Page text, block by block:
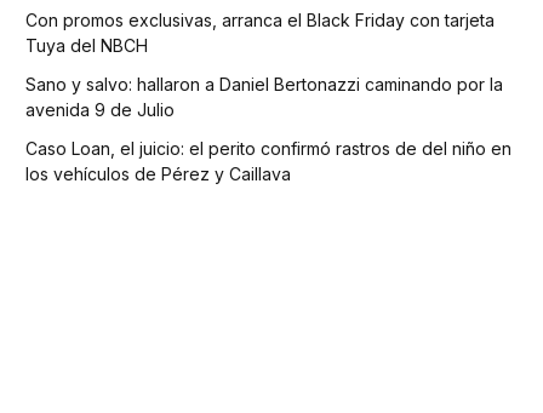
Con promos exclusivas, arranca el Black Friday con tarjeta
Tuya del NBCH
Sano y salvo: hallaron a Daniel Bertonazzi caminando por la
avenida 9 de Julio
Caso Loan, el juicio: el perito confirmó rastros de del niño en
los vehículos de Pérez y Caillava